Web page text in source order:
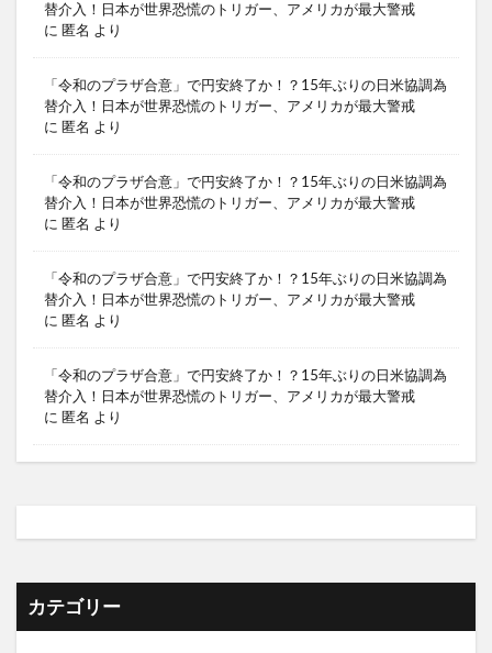
替介入！日本が世界恐慌のトリガー、アメリカが最大警戒
に 匿名 より
「令和のプラザ合意」で円安終了か！？15年ぶりの日米協調為
替介入！日本が世界恐慌のトリガー、アメリカが最大警戒
に 匿名 より
「令和のプラザ合意」で円安終了か！？15年ぶりの日米協調為
替介入！日本が世界恐慌のトリガー、アメリカが最大警戒
に 匿名 より
「令和のプラザ合意」で円安終了か！？15年ぶりの日米協調為
替介入！日本が世界恐慌のトリガー、アメリカが最大警戒
に 匿名 より
「令和のプラザ合意」で円安終了か！？15年ぶりの日米協調為
替介入！日本が世界恐慌のトリガー、アメリカが最大警戒
に 匿名 より
カテゴリー